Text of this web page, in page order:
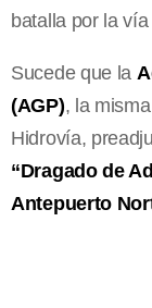
batalla por la
Sucede que la
(AGP), la
Hidrovía,
“Dragado de
Antepuerto